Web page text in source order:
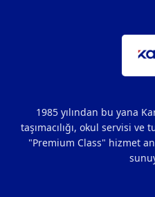
1985 yılından bu yana
taşımacılığı, okul servisi ve
"Premium Class" hizmet